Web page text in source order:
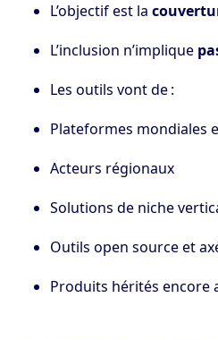
L’objectif est la
L’inclusion n’implique
Les outils vont de :
Plateformes mondiales
Acteurs régionaux
Solutions de niche
Outils open source et
Produits hérités encore